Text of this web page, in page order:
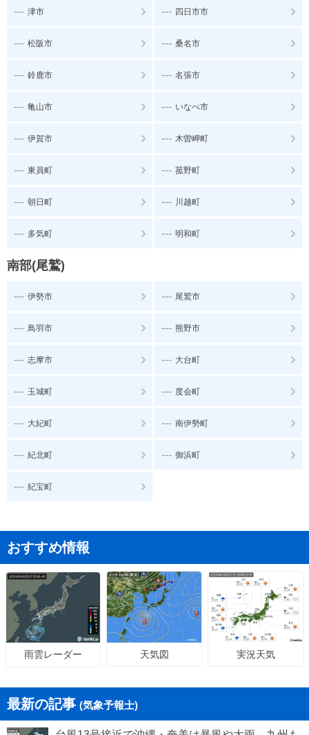
--- 津市 --- 四日市市
--- 松阪市 --- 桑名市
--- 鈴鹿市 --- 名張市
--- 亀山市 --- いなべ市
--- 伊賀市 --- 木曽岬町
--- 東員町 --- 菰野町
--- 朝日町 --- 川越町
--- 多気町 --- 明和町
南部(尾鷲)
--- 伊勢市 --- 尾鷲市
--- 鳥羽市 --- 熊野市
--- 志摩市 --- 大台町
--- 玉城町 --- 度会町
--- 大紀町 --- 南伊勢町
--- 紀北町 --- 御浜町
--- 紀宝町
おすすめ情報
雨雲レーダー 天気図 実況天気
最新の記事 (気象予報士)